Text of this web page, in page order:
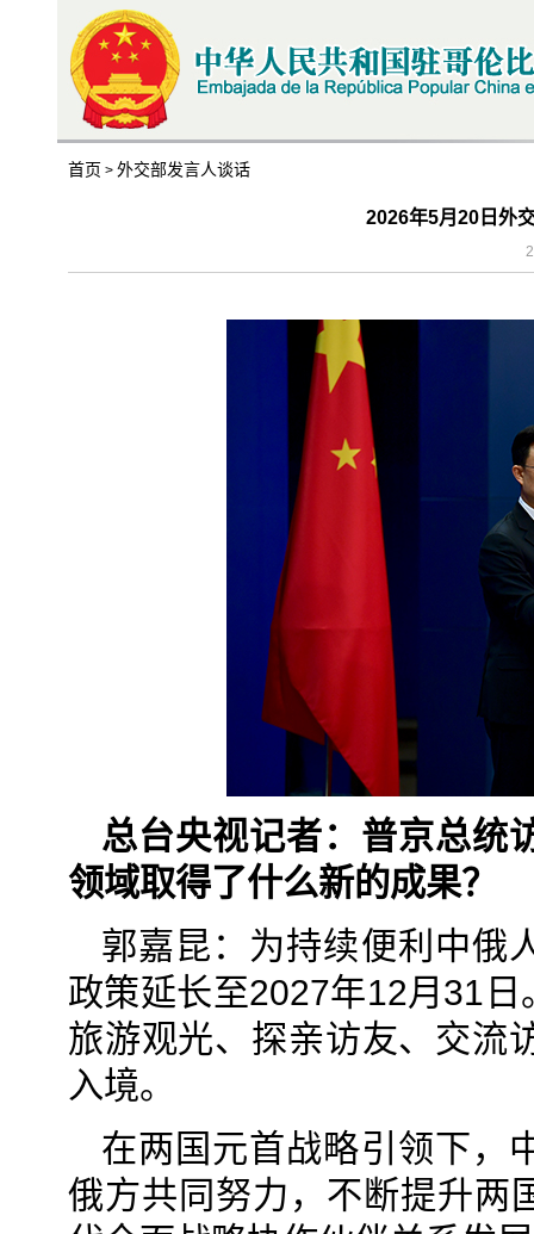
首页 > 外交部发言人谈话
2026年5月20日外
总台央视记者：普京总统
领域取得了什么新的成果？
郭嘉昆：为持续便利中俄
政策延长至2027年12月31
旅游观光、探亲访友、交流
入境。
在两国元首战略引领下，
俄方共同努力，不断提升两